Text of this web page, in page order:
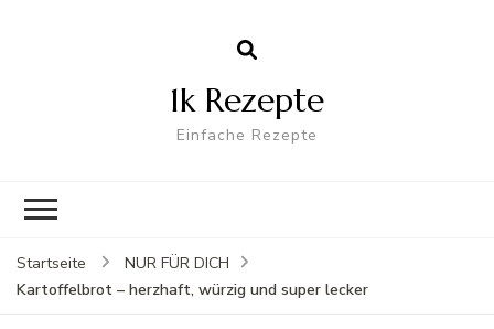
1k Rezepte
Einfache Rezepte
Startseite
NUR FÜR DICH
Kartoffelbrot – herzhaft, würzig und super lecker